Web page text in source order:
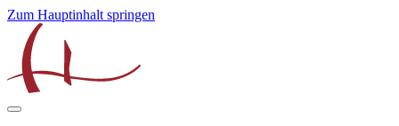
Zum Hauptinhalt springen